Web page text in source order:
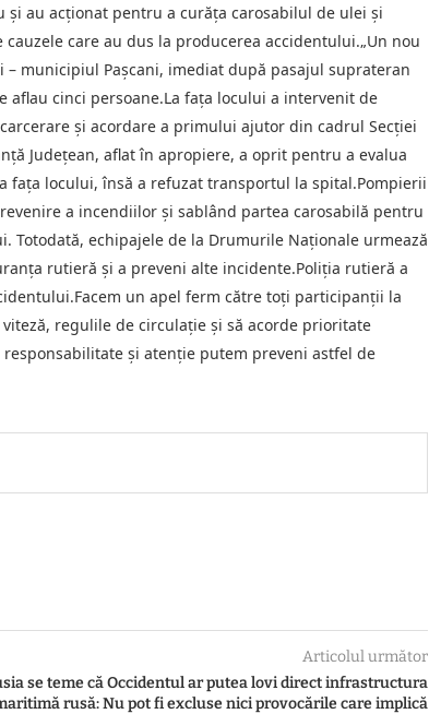
au acționat pentru a curăța carosabilul de ulei și
care au dus la producerea accidentului.„Un nou
municipiul Pașcani, imediat după pasajul suprateran
cinci persoane.La fața locului a intervenit de
și acordare a primului ajutor din cadrul Secției
Județean, aflat în apropiere, a oprit pentru a evalua
fața locului, însă a refuzat transportul la spital.Pompierii
a incendiilor și sablând partea carosabilă pentru
echipajele de la Drumurile Naționale urmează
rutieră și a preveni alte incidente.Poliția rutieră a
un apel ferm către toți participanții la
regulile de circulație și să acorde prioritate
și atenție putem preveni astfel de
Articolul următor
se teme că Occidentul ar putea lovi direct infrastructura
rusă: Nu pot fi excluse nici provocările care implică